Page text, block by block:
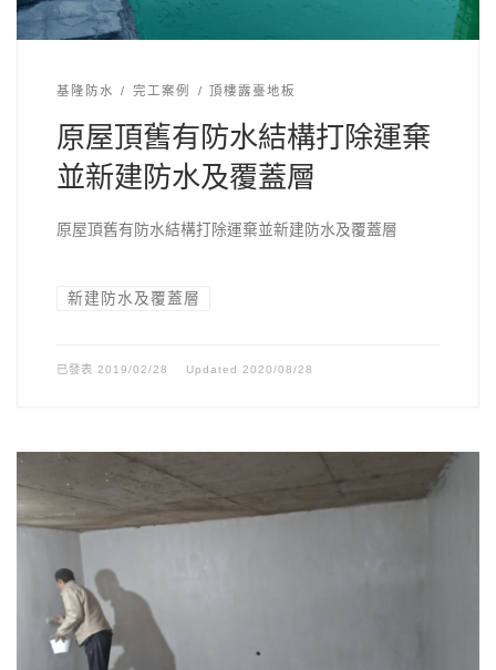
基隆防水 完工案例 頂樓露臺地板
原屋頂舊有防水結構打除運棄
並新建防水及覆蓋層
原屋頂舊有防水結構打除運棄並新建防水及覆蓋層
新建防水及覆蓋層
已發表 2019/02/28 Updated 2020/08/28